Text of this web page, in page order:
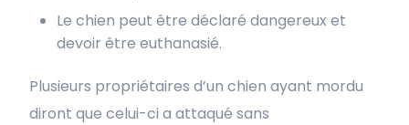
Le chien peut être déclaré dangereux et
devoir être euthanasié.
Plusieurs propriétaires d’un chien ayant mordu
diront que celui-ci a attaqué sans